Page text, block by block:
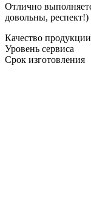
Отлично
довольны, респект!)
Качество продукции
Уровень сервиса
Срок изготовления